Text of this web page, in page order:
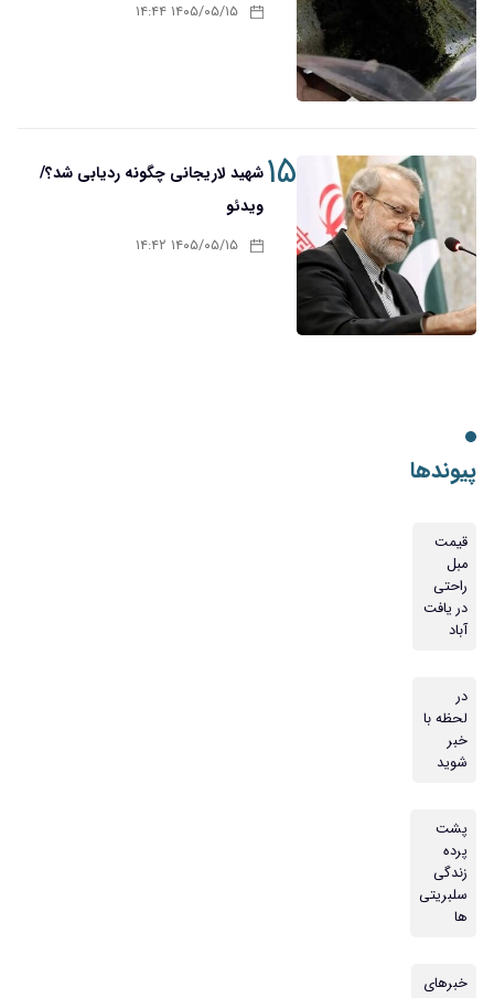
۱۴۰۵/۰۵/۱۵ ۱۴:۴۴
۱۵شهید لاریجانی چگونه ردیابی شد؟/
ویدئو
۱۴۰۵/۰۵/۱۵ ۱۴:۴۲
پیوندها
قیمت
مبل
راحتی
در یافت
آباد
در
لحظه با
خبر
شوید
پشت
پرده
زندگی
سلبریتی
ها
خبرهای